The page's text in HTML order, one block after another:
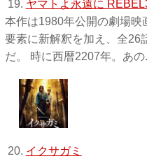
19. ヤマトよ永遠に
本作は1980年公開の劇場映
要素に新解釈を加え、全26
だ。 時に西暦2207年。あの
20. イクサガミ